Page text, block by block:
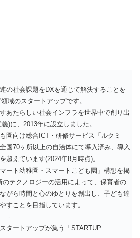
の社会課題をDXを通じて解決することを
域のスタートアップです。
あたらしい社会インフラを世界中で創り出
)に、2013年に設立しました。
園向け総合ICT・研修サービス「ルクミ
国70ヶ所以上の自治体にて導入済み、導入
超えています(2024年8月時点)。
ート幼稚園・スマートこども園」構想を掲
テクノロジーの活用によって、保育者の
がら時間と心のゆとりを創出し、子ども達
すことを目指しています。
タートアップが集う「STARTUP